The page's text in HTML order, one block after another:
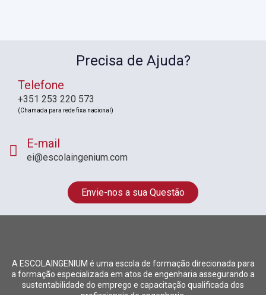
Precisa de Ajuda?
Telefone
+351 253 220 573
(Chamada para rede fixa nacional)
E-mail
ei@escolaingenium.com
Envie-nos a sua Questão
A ESCOLAINGENIUM é uma escola de formação direcionada para
a formação especializada em atos de engenharia assegurando a
sustentabilidade do emprego e capacitação qualificada dos